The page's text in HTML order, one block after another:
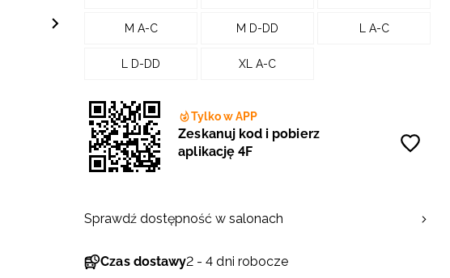
M A-C M D-DD L A-C
L D-DD XL A-C
Tylko w APP
Zeskanuj kod i pobierz
aplikację 4F
Czas dostawy2 - 4 dni robocze
Sprawdź dostępność w salonach